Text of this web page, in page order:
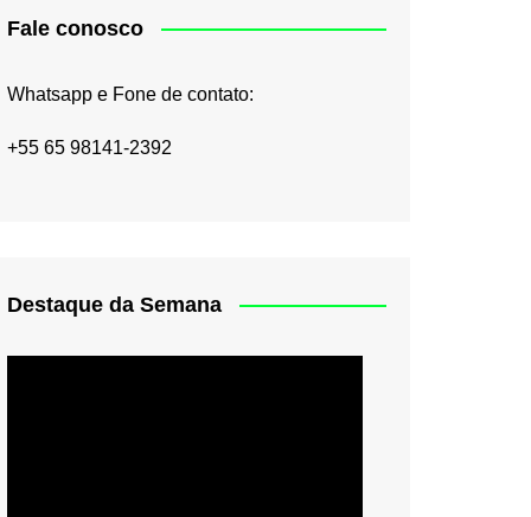
Fale conosco
Whatsapp e Fone de contato:
+55 65 98141-2392
Destaque da Semana